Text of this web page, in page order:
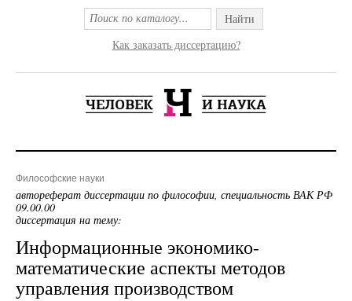
Найти
Как заказать диссертацию?
Философские науки
автореферат диссертации по философии, специальность ВАК РФ
09.00.00
диссертация на тему:
Информационные экономико-
математические аспекты методов
управления производством